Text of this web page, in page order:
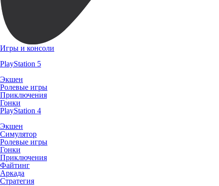
Игры и консоли
PlayStation 5
Экшен
Ролевые игры
Приключения
Гонки
PlayStation 4
Экшен
Симулятор
Ролевые игры
Гонки
Приключения
Файтинг
Аркада
Стратегия